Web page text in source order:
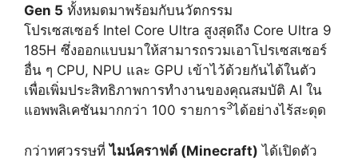
Gen 5 ทั้งหมดมาพร้อมกับนวัตกรรม
โปรเซสเซอร์ Intel Core Ultra สูงสุดถึง Core Ultra 9
185H ซึ่งออกแบบมาให้สามารถรวมเอาโปรเซสเซอร์
อื่น ๆ CPU, NPU และ GPU เข้าไว้ด้วยกันได้ในตัว
เพื่อเพิ่มประสิทธิภาพการทำงานของคุณสมบัติ AI ใน
แอพพลิเคชันมากกว่า 100 รายการ3ได้อย่างไร้สะดุด
กว่าทศวรรษที่ไมน์คราฟต์ (Minecraft) ได้เปิดตัว